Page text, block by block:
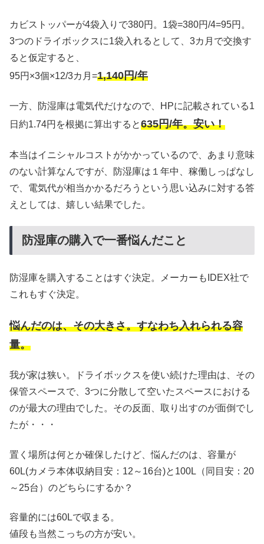
カビストッパーが4袋入りで380円。1袋=380円/4=95円。
3つのドライボックスに1袋入れるとして、3カ月で交換す
ると仮定すると、
95円×3個×12/3カ月=1,140円/年
一方、防湿庫は電気代だけなので、HPに記載されている1
日約1.74円を根拠に算出すると635円/年。安い！
本当はイニシャルコストがかかっているので、あまり意味
のない計算なんですが、防湿庫は１年中、稼働しっぱなし
で、電気代が相当かかるだろうという思い込みに対する答
えとしては、嬉しい結果でした。
防湿庫の購入で一番悩んだこと
防湿庫を購入することはすぐ決定。メーカーもIDEX社で
これもすぐ決定。
悩んだのは、その大きさ。すなわち入れられる容
量。
我が家は狭い。ドライボックスを使い続けた理由は、その
保管スペースで、3つに分散して空いたスペースにおける
のが最大の理由でした。その反面、取り出すのが面倒でし
たが・・・
置く場所は何とか確保したけど、悩んだのは、容量が
60L(カメラ本体収納目安：12～16台)と100L（同目安：20
～25台）のどちらにするか？
容量的には60Lで収まる。
値段も当然こっちの方が安い。